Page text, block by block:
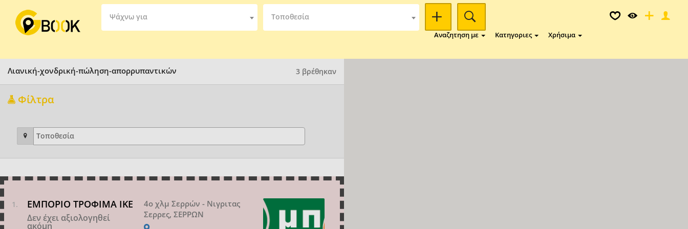
Ψάχνω για Τοποθεσία
Αναζητηση με Κατηγοριες Χρήσιμα
Λιανική-χονδρική-πώληση-απορρυπαντικών 3 βρέθηκαν
Φίλτρα
ΕΜΠΟΡΙΟ ΤΡΟΦΙΜΑ ΙΚΕ
Δεν έχει αξιολογηθεί
ακόμη
4ο χλμ Σερρών - Νιγριτας
Σερρες, ΣΕΡΡΩΝ